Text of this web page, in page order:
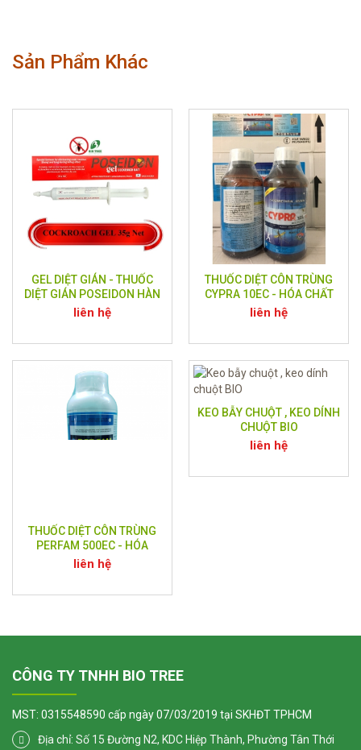
Sản Phẩm Khác
GEL DIỆT GIÁN - THUỐC
DIỆT GIÁN POSEIDON HÀN
QUỐC ( SIÊU DIỆT GIÁN )
liên hệ
THUỐC DIỆT CÔN TRÙNG
CYPRA 10EC - HÓA CHẤT
DIỆT CÔN TRÙNG ẤN ĐỘ
liên hệ
THUỐC DIỆT CÔN TRÙNG
PERFAM 500EC - HÓA
CHẤT DIỆT CÔN TRÙNG
PERFAM 500EC
liên hệ
KEO BẪY CHUỘT , KEO DÍNH
CHUỘT BIO
liên hệ
CÔNG TY TNHH BIO TREE
MST: 0315548590 cấp ngày 07/03/2019 tại SKHĐT TPHCM
Địa chỉ: Số 15 Đường N2, KDC Hiệp Thành, Phường Tân Thới